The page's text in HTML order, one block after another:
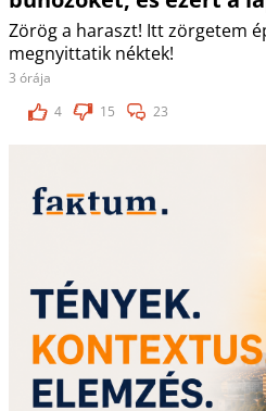
Zörög a haraszt! Itt zörgetem
megnyittatik néktek!
3 órája
4
15 23